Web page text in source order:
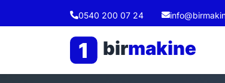
0540 200 07 24
1 birmakine